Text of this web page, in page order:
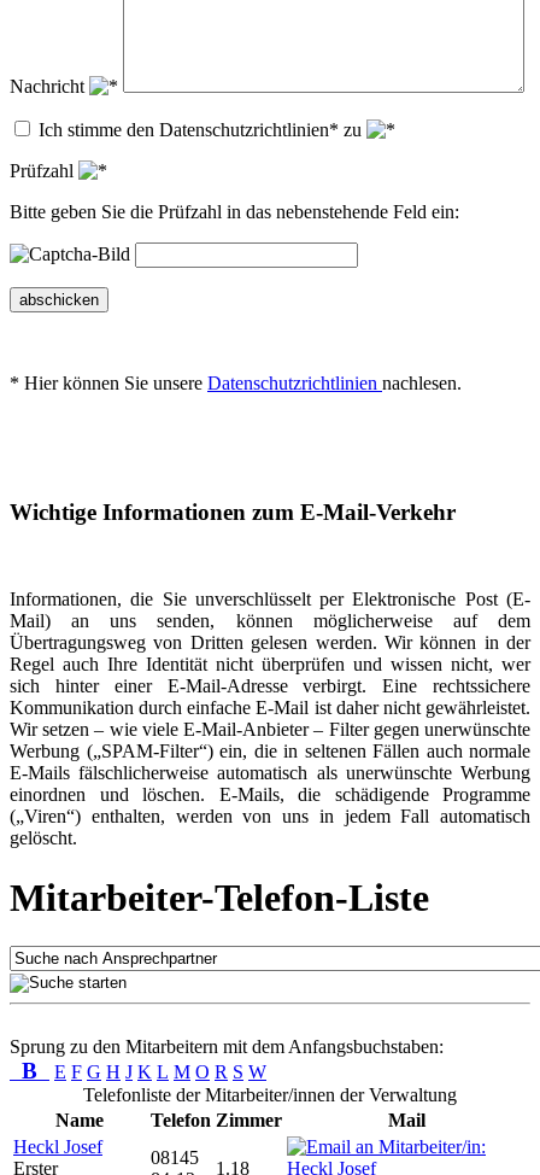
Nachricht
Ich stimme den Datenschutzrichtlinien* zu
Prüfzahl
Bitte geben Sie die Prüfzahl in das nebenstehende Feld ein:
abschicken
* Hier können Sie unsere Datenschutzrichtlinien nachlesen.
Wichtige Informationen zum E-Mail-Verkehr
Informationen, die Sie unverschlüsselt per Elektronische Post (E-
Mail) an uns senden, können möglicherweise auf dem
Übertragungsweg von Dritten gelesen werden. Wir können in der
Regel auch Ihre Identität nicht überprüfen und wissen nicht, wer
sich hinter einer E-Mail-Adresse verbirgt. Eine rechtssichere
Kommunikation durch einfache E-Mail ist daher nicht gewährleistet.
Wir setzen – wie viele E-Mail-Anbieter – Filter gegen unerwünschte
Werbung („SPAM-Filter“) ein, die in seltenen Fällen auch normale
E-Mails fälschlicherweise automatisch als unerwünschte Werbung
einordnen und löschen. E-Mails, die schädigende Programme
(„Viren“) enthalten, werden von uns in jedem Fall automatisch
gelöscht.
Mitarbeiter-Telefon-Liste
Sprung zu den Mitarbeitern mit dem Anfangsbuchstaben:
B E F G H J K L M O R S W
Telefonliste der Mitarbeiter/innen der Verwaltung
Name
Telefon Zimmer
Mail
Heckl Josef
Erster
08145
1.18